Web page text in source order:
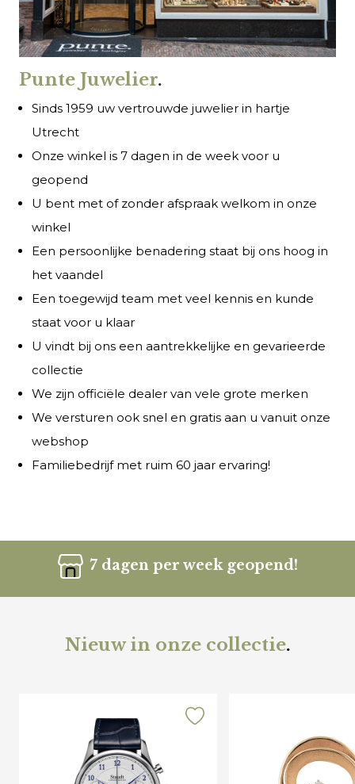
Punte Juwelier.
Sinds 1959 uw vertrouwde juwelier in hartje
Utrecht
Onze winkel is 7 dagen in de week voor u
geopend
U bent met of zonder afspraak welkom in onze
winkel
Een persoonlijke benadering staat bij ons hoog in
het vaandel
Een toegewijd team met veel kennis en kunde
staat voor u klaar
U vindt bij ons een aantrekkelijke en gevarieerde
collectie
We zijn officiële dealer van vele grote merken
We versturen ook snel en gratis aan u vanuit onze
webshop
Familiebedrijf met ruim 60 jaar ervaring!
7 dagen per week geopend!
Nieuw in onze collectie.